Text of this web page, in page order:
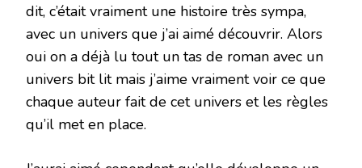
dit, c’était vraiment une histoire très sympa,
avec un univers que j’ai aimé découvrir. Alors
oui on a déjà lu tout un tas de roman avec un
univers bit lit mais j’aime vraiment voir ce que
chaque auteur fait de cet univers et les règles
qu’il met en place.